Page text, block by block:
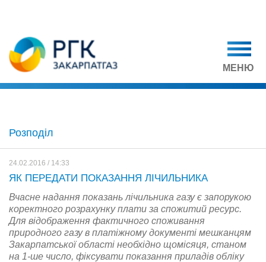
МЕНЮ
Розподіл
24.02.2016 / 14:33
ЯК ПЕРЕДАТИ ПОКАЗАННЯ ЛІЧИЛЬНИКА
Вчасне надання показань лічильника газу є запорукою
коректного розрахунку плати за спожитий ресурс.
Для відображення фактичного споживання
природного газу в платіжному документі мешканцям
Закарпатської області необхідно щомісяця, станом
на 1-ше число, фіксувати показання приладів обліку